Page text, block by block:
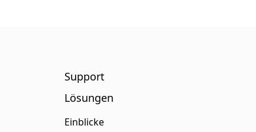
Support
Lösungen
Einblicke